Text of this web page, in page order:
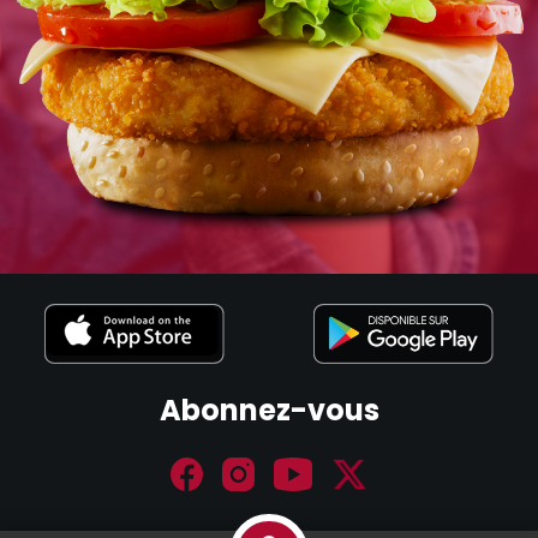
Abonnez-vous